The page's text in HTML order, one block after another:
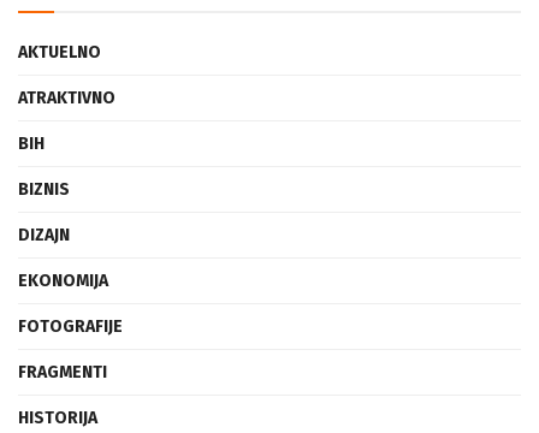
AKTUELNO
ATRAKTIVNO
BIH
BIZNIS
DIZAJN
EKONOMIJA
FOTOGRAFIJE
FRAGMENTI
HISTORIJA